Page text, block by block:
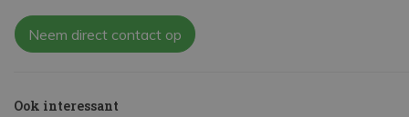
Neem direct contact op
Ook interessant